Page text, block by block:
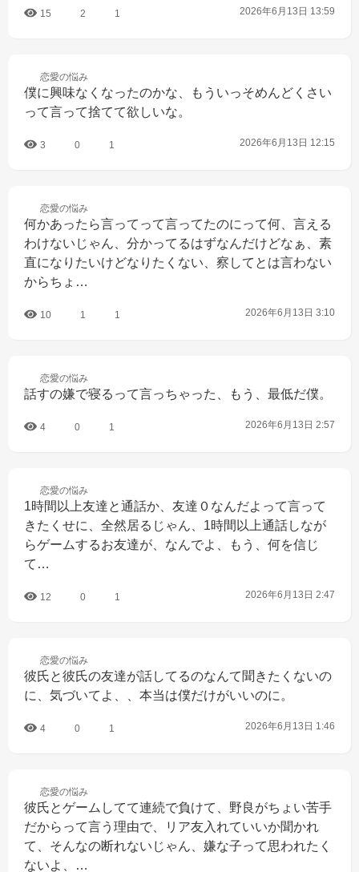
15 2 1 2026年6月13日 13:59
恋愛の悩み
僕に興味なくなったのかな、もういっそめんどくさい
って言って捨てて欲しいな。
3 0 1 2026年6月13日 12:15
恋愛の悩み
何かあったら言ってって言ってたのにって何、言える
わけないじゃん、分かってるはずなんだけどなぁ、素
直になりたいけどなりたくない、察してとは言わない
からちょ…
10 1 1 2026年6月13日 3:10
恋愛の悩み
話すの嫌で寝るって言っちゃった、もう、最低だ僕。
4 0 1 2026年6月13日 2:57
恋愛の悩み
1時間以上友達と通話か、友達０なんだよって言って
きたくせに、全然居るじゃん、1時間以上通話しなが
らゲームするお友達が、なんでよ、もう、何を信じ
て…
12 0 1 2026年6月13日 2:47
恋愛の悩み
彼氏と彼氏の友達が話してるのなんて聞きたくないの
に、気づいてよ、、本当は僕だけがいいのに。
4 0 1 2026年6月13日 1:46
恋愛の悩み
彼氏とゲームしてて連続で負けて、野良がちょい苦手
だからって言う理由で、リア友入れていいか聞かれ
て、そんなの断れないじゃん、嫌な子って思われたく
ないよ、…